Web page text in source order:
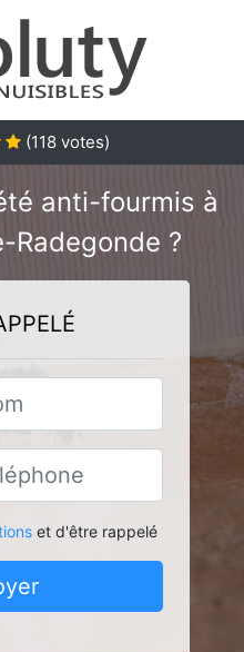
(118 votes)
anti-fourmis à
Radegonde ?
et d'être rappelé